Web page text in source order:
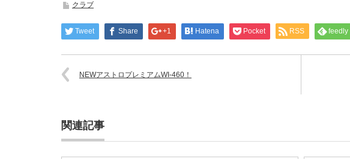
クラブ
Tweet Share +1 Hatena Pocket RSS feedly
NEWアストロプレミアムWI-460！
関連記事